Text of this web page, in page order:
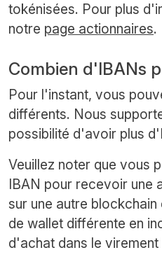
tokénisées. Pour plus
notre page actionnaires.
Combien d'IBANs
Pour l'instant, vous
différents. Nous
possibilité d'avoir plus
Veuillez noter que vous
IBAN pour recevoir une
sur une autre
de wallet différente en
d'achat dans le virement